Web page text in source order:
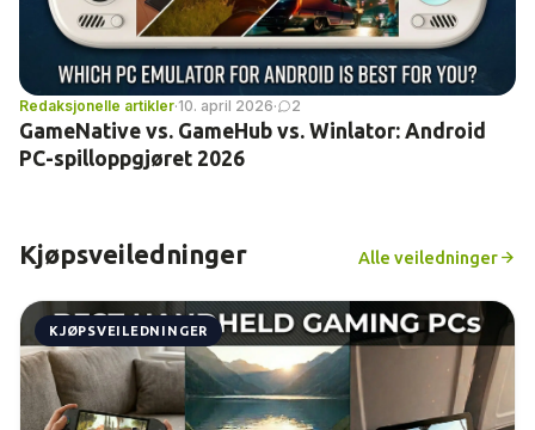
Redaksjonelle artikler·10. april 2026· 2
GameNative vs. GameHub vs. Winlator: Android
PC-spilloppgjøret 2026
Kjøpsveiledninger Alle veiledninger
KJØPSVEILEDNINGER